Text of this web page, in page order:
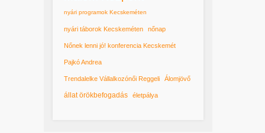
nyári programok Kecskeméten
nyári táborok Kecskeméten nőnap
Nőnek lenni jó! konferencia Kecskemét
Pajkó Andrea
Trendalelke Vállalkozónői Reggeli Álomjövő
állat örökbefogadás életpálya